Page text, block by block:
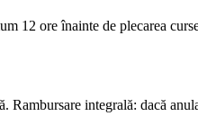
12 ore înainte de plecarea
integrală: dacă